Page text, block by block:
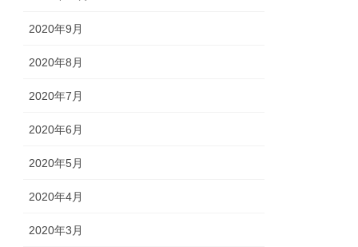
2020年9月
2020年8月
2020年7月
2020年6月
2020年5月
2020年4月
2020年3月